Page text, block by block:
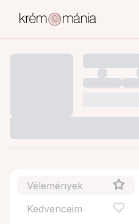
Vélemények
Kedvenceim